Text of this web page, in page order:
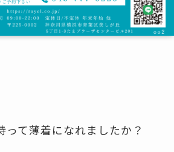
って薄着になれましたか？